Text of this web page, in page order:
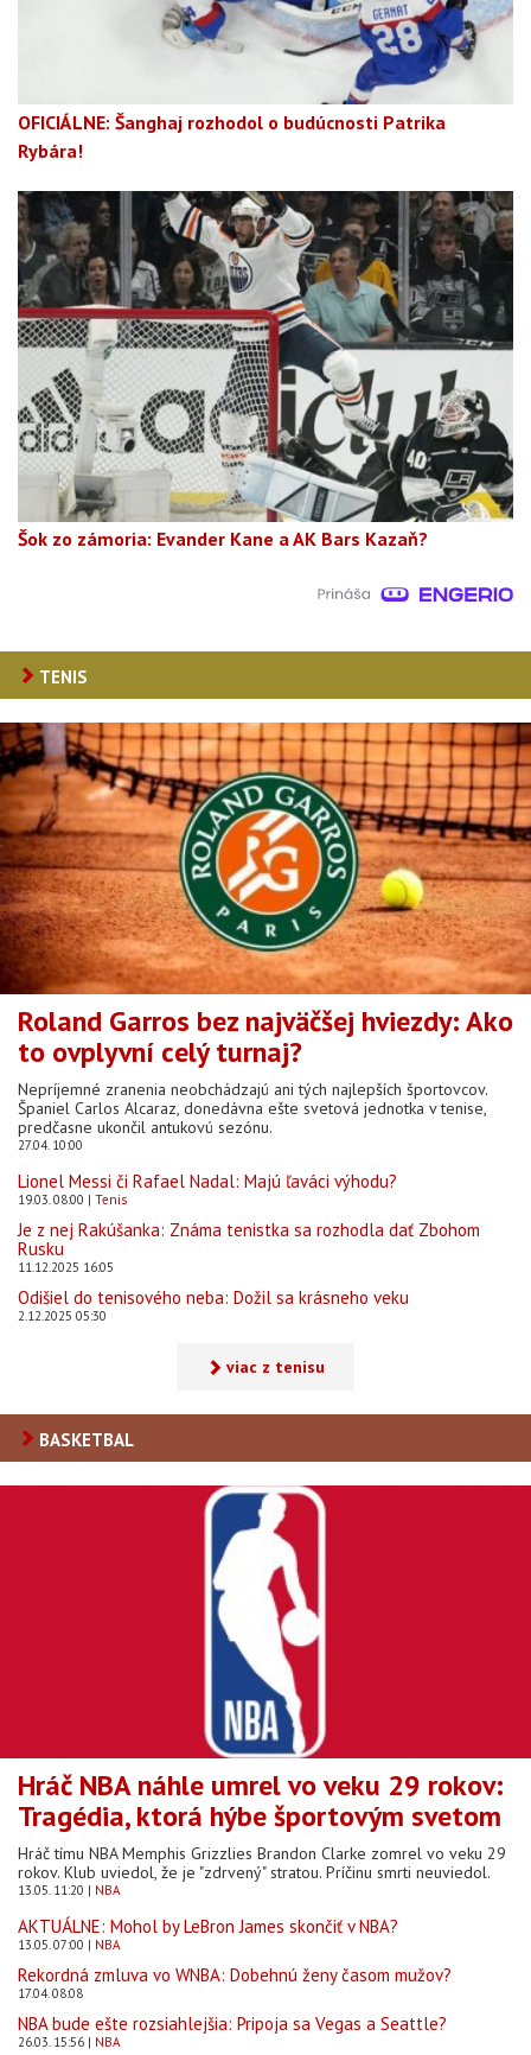
OFICIÁLNE: Šanghaj rozhodol o budúcnosti Patrika
Rybára!
Šok zo zámoria: Evander Kane a AK Bars Kazaň?
TENIS
Roland Garros bez najväčšej hviezdy: Ako
to ovplyvní celý turnaj?
Nepríjemné zranenia neobchádzajú ani tých najlepších športovcov.
Španiel Carlos Alcaraz, donedávna ešte svetová jednotka v tenise,
predčasne ukončil antukovú sezónu.
27.04. 10:00
Lionel Messi či Rafael Nadal: Majú ľaváci výhodu?
19.03. 08:00 Tenis
Je z nej Rakúšanka: Známa tenistka sa rozhodla dať Zbohom
Rusku
11.12.2025 16:05
Odišiel do tenisového neba: Dožil sa krásneho veku
2.12.2025 05:30
viac z tenisu
BASKETBAL
Hráč NBA náhle umrel vo veku 29 rokov:
Tragédia, ktorá hýbe športovým svetom
Hráč tímu NBA Memphis Grizzlies Brandon Clarke zomrel vo veku 29
rokov. Klub uviedol, že je "zdrvený" stratou. Príčinu smrti neuviedol.
13.05. 11:20 NBA
AKTUÁLNE: Mohol by LeBron James skončiť v NBA?
13.05. 07:00 NBA
Rekordná zmluva vo WNBA: Dobehnú ženy časom mužov?
17.04. 08:08
NBA bude ešte rozsiahlejšia: Pripoja sa Vegas a Seattle?
26.03. 15:56 NBA